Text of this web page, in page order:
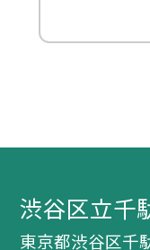
渋谷区立千
東京都渋谷区千